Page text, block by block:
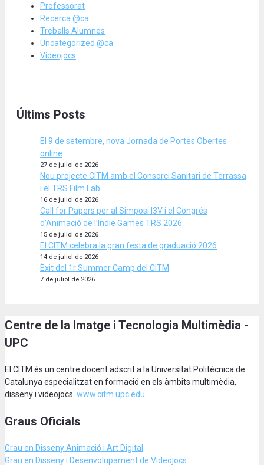
Professorat
Recerca @ca
Treballs Alumnes
Uncategorized @ca
Videojocs
Últims Posts
El 9 de setembre, nova Jornada de Portes Obertes
online
27 de juliol de 2026
Nou projecte CITM amb el Consorci Sanitari de Terrassa
i el TRS Film Lab
16 de juliol de 2026
Call for Papers per al Simposi I3V i el Congrés
d’Animació de l’Indie Games TRS 2026
15 de juliol de 2026
El CITM celebra la gran festa de graduació 2026
14 de juliol de 2026
Èxit del 1r Summer Camp del CITM
7 de juliol de 2026
Centre de la Imatge i Tecnologia Multimèdia -
UPC
El CITM és un centre docent adscrit a la Universitat Politècnica de
Catalunya especialitzat en formació en els àmbits multimèdia,
disseny i videojocs. www.citm.upc.edu
Graus Oficials
Grau en Disseny Animació i Art Digital
Grau en Disseny i Desenvolupament de Videojocs